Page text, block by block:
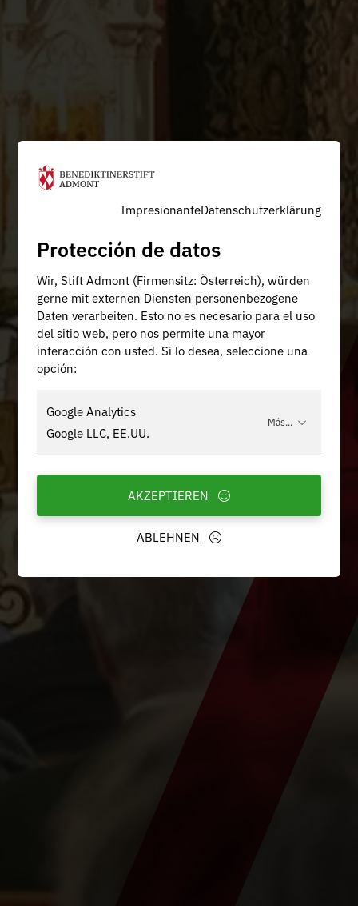
ImpresionanteDatenschutzerklärung
Protección de datos
Wir, Stift Admont (Firmensitz: Österreich), würden
gerne mit externen Diensten personenbezogene
Daten verarbeiten. Esto no es necesario para el uso
del sitio web, pero nos permite una mayor
interacción con usted. Si lo desea, seleccione una
opción:
Google Analytics
Google LLC, EE.UU.
Más...
ABLEHNEN
AKZEPTIEREN